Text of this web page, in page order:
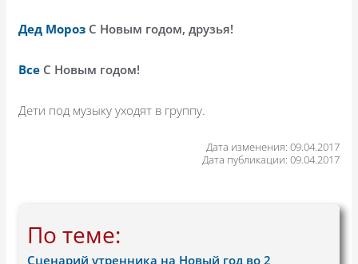
Дед Мороз С Новым годом, друзья!
Все С Новым годом!
Дети под музыку уходят в группу.
Дата изменения: 09.04.2017
Дата публикации: 09.04.2017
По теме:
Сценарий утренника на Новый год во 2